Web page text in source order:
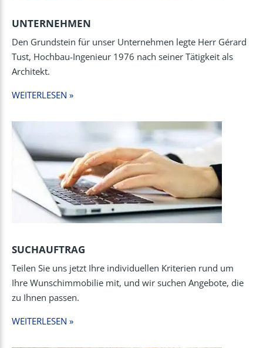
UNTERNEHMEN
Den Grundstein für unser Unternehmen legte Herr Gérard
Tust, Hochbau-Ingenieur 1976 nach seiner Tätigkeit als
Architekt.
WEITERLESEN »
SUCHAUFTRAG
Teilen Sie uns jetzt Ihre individuellen Kriterien rund um
Ihre Wunschimmobilie mit, und wir suchen Angebote, die
zu Ihnen passen.
WEITERLESEN »